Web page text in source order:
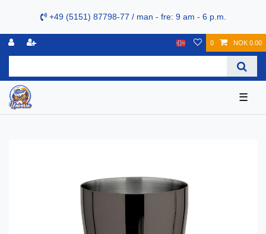
+49 (5151) 87798-77 / man - fre: 9 am - 6 p.m.
0 NOK 0.00
☰